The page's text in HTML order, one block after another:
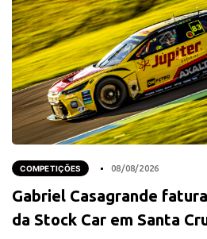
COMPETIÇÕES 08/08/2026
Gabriel Casagrande
da Stock Car em Santa